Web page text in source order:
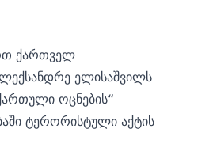
ქართველ
ელისაშვილს.
ოცნების“
ტერორისტული აქტის